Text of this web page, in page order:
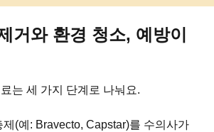
거와 환경 청소, 예방이
는 세 가지 단계로 나눠요.
제(예: Bravecto, Capstar)를 수의사가